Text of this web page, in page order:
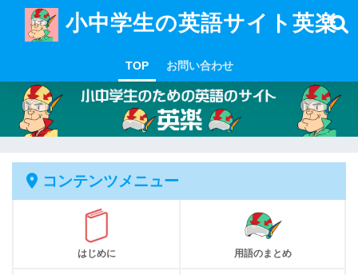
小中学生の英語サイト英楽
TOP お問い合わせ
コンテンツメニュー
はじめに 用語のまとめ